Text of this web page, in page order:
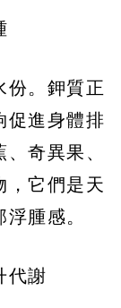
份。鉀質正
促進身體排
奇異果、
，它們是天
腫感。
代謝